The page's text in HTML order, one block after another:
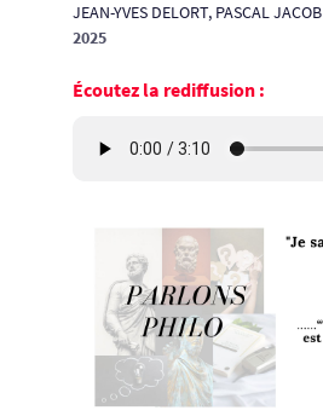
JEAN-YVES DELORT, PASCAL JACOB
2025
Écoutez la rediffusion :